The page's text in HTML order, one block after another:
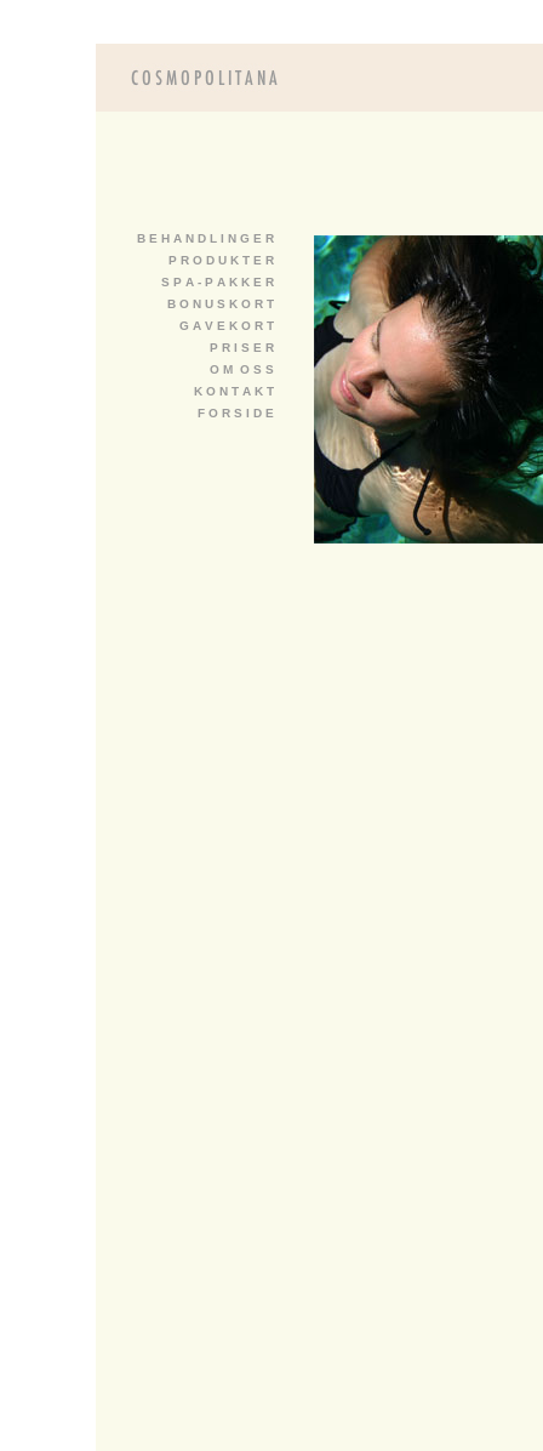
B E H A N D L I N G E R
P R O D U K T E R
S P A - P A K K E R
B O N U S K O R T
G A V E K O R T
P R I S E R
O M O S S
K O N T A K T
F O R S I D E